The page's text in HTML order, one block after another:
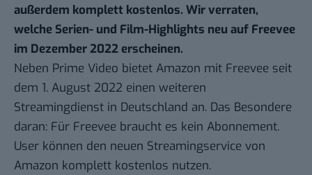
außerdem komplett kostenlos. Wir verraten,
welche Serien- und Film-Highlights neu auf Freevee
im Dezember 2022 erscheinen.
Neben Prime Video bietet Amazon mit Freevee seit
dem 1. August 2022 einen weiteren
Streamingdienst in Deutschland an. Das Besondere
daran: Für Freevee braucht es kein Abonnement.
User können den neuen Streamingservice von
Amazon komplett kostenlos nutzen.